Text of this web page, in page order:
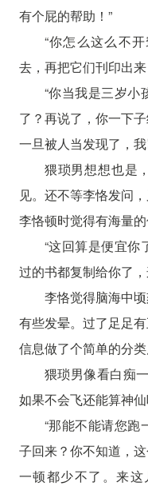
有个屁的帮助！”
“你怎么这么不
去，再把它们刊印出
“你当我是三岁小
了？再说了，你一下
一旦被人当发现了，
猥琐男想想也是
见。还不等李恪发问
李恪顿时觉得有海量的
“这回算是便宜你
过的书都复制给你了
李恪觉得脑海中
有些发晕。过了足足
信息做了个简单的分
猥琐男像看白痴
如果不会飞还能算神仙
“那能不能请您跑
子回来？你不知道，
一顿都少不了。来